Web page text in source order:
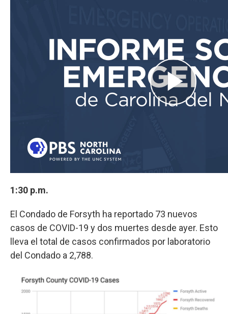
1:30 p.m.
El Condado de Forsyth ha reportado 73 nuevos
casos de COVID-19 y dos muertes desde ayer. Esto
lleva el total de casos confirmados por laboratorio
del Condado a 2,788.